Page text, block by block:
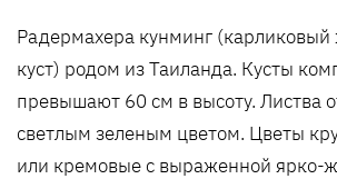
Радермахера кунминг
куст) родом из Таиланда. Кусты
превышают 60 см в высоту. Листва
светлым зеленым цветом. Цветы
или кремовые с выраженной ярко-